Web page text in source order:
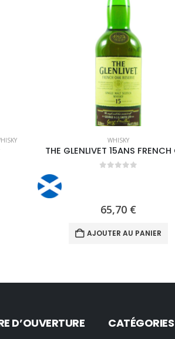
WHISKY
THE GLENLIVET 15ANS FRENCH
65,70 €
AJOUTER AU PANIER
D’OUVERTURE CATÉGORIES